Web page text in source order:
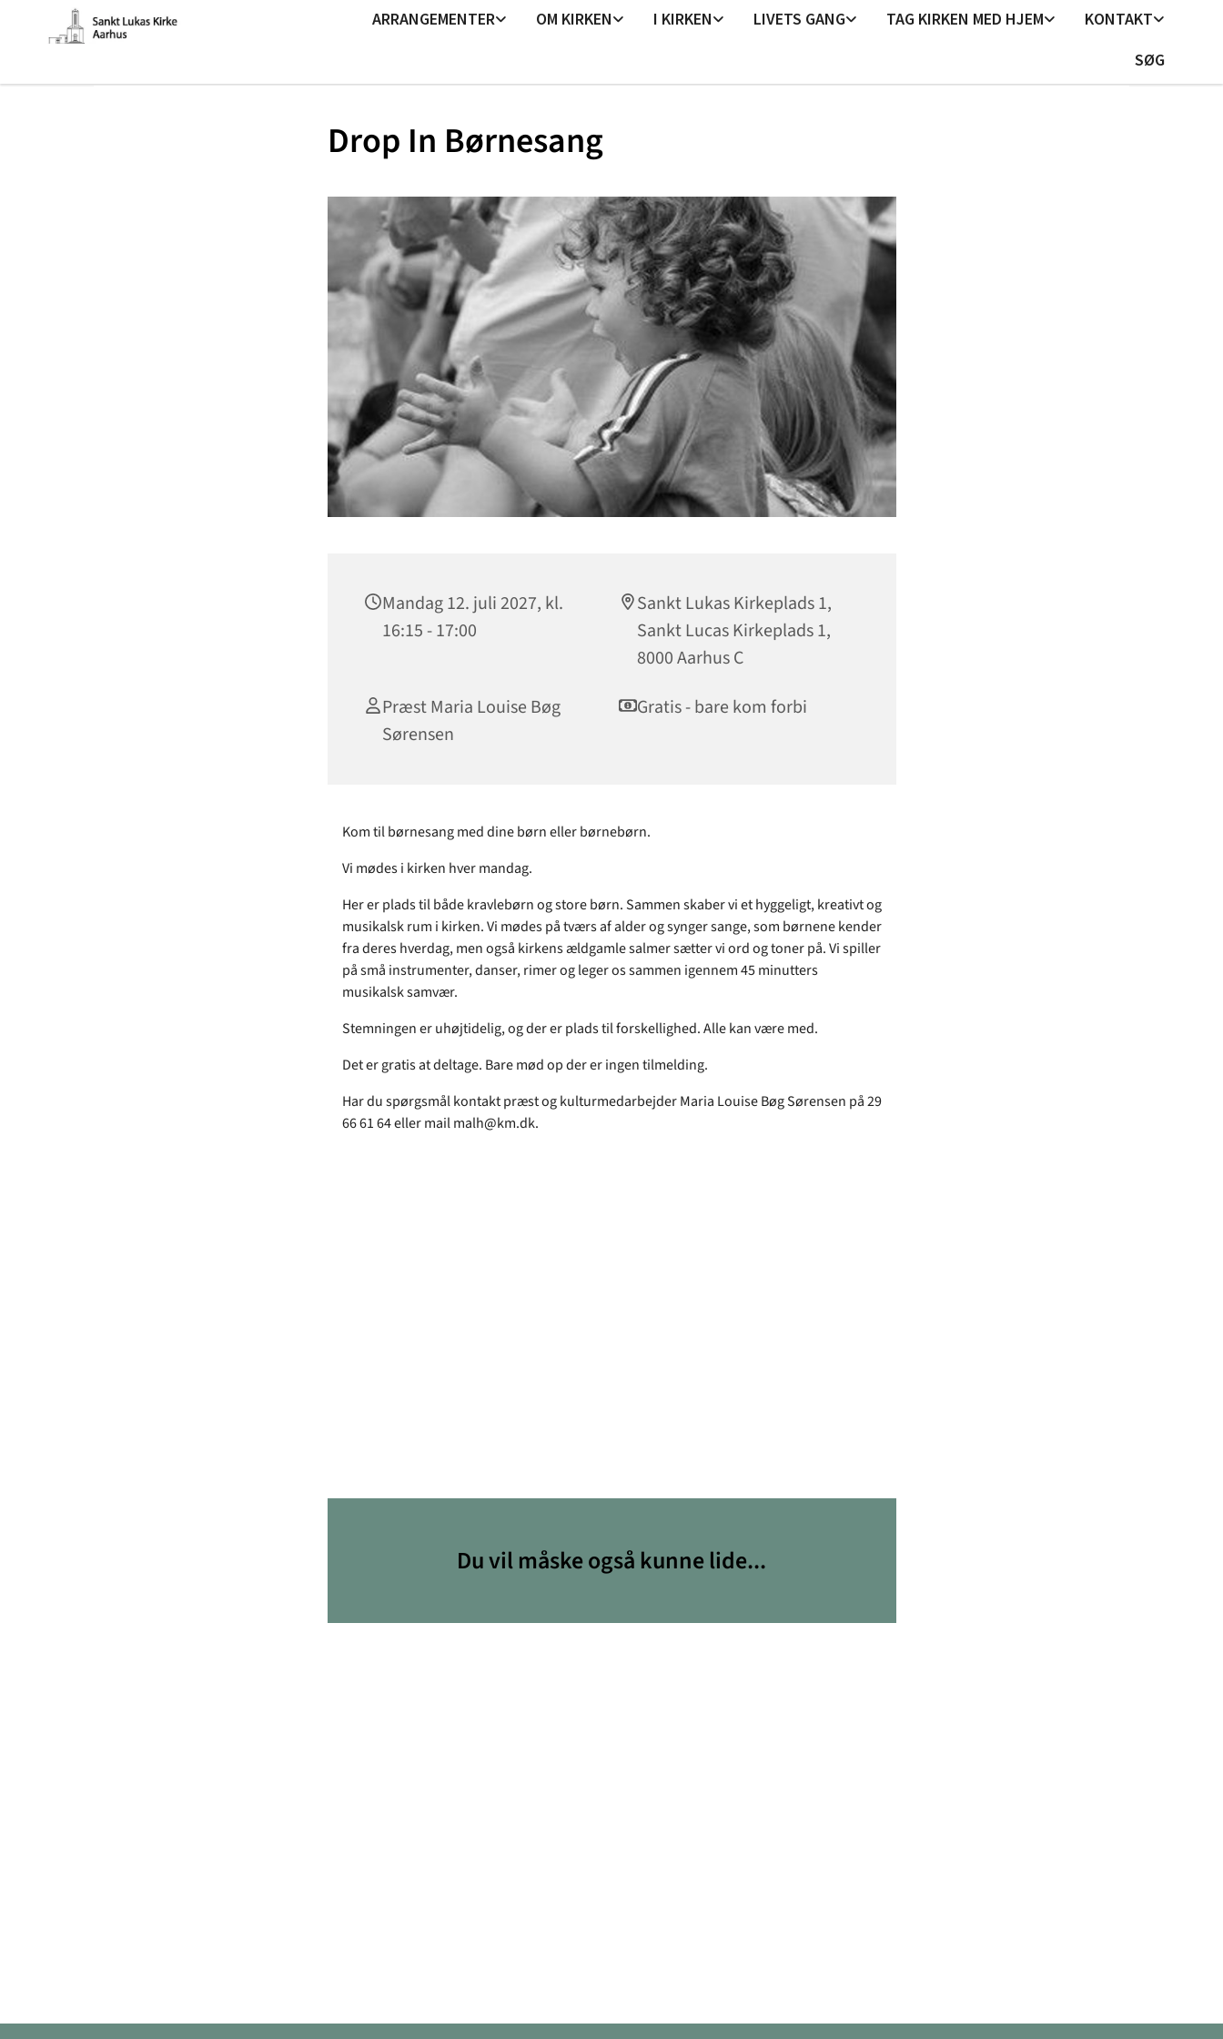
ARRANGEMENTER OM KIRKEN I KIRKEN LIVETS GANG TAG KIRKEN MED HJEM
KONTAKT
SØG
Drop In Børnesang
Mandag 12. juli 2027, kl.
16:15 - 17:00
Sankt Lukas Kirkeplads 1,
Sankt Lucas Kirkeplads 1,
8000 Aarhus C
Præst Maria Louise Bøg
Sørensen
Gratis - bare kom forbi
Kom til børnesang med dine børn eller børnebørn.
Vi mødes i kirken hver mandag.
Her er plads til både kravlebørn og store børn. Sammen skaber vi et hyggeligt, kreativt og
musikalsk rum i kirken. Vi mødes på tværs af alder og synger sange, som børnene kender
fra deres hverdag, men også kirkens ældgamle salmer sætter vi ord og toner på. Vi spiller
på små instrumenter, danser, rimer og leger os sammen igennem 45 minutters
musikalsk samvær.
Stemningen er uhøjtidelig, og der er plads til forskellighed. Alle kan være med.
Det er gratis at deltage. Bare mød op der er ingen tilmelding.
Har du spørgsmål kontakt præst og kulturmedarbejder Maria Louise Bøg Sørensen på 29
66 61 64 eller mail malh@km.dk.
Du vil måske også kunne lide...